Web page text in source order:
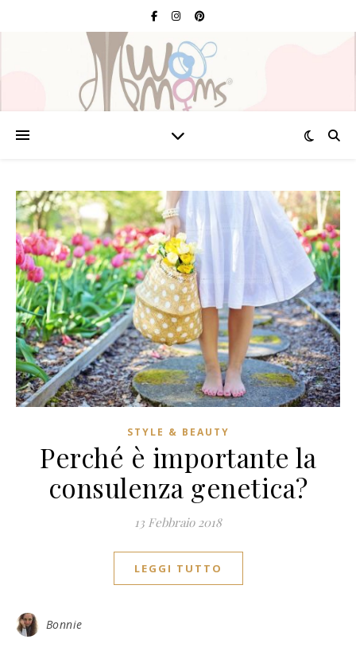
STYLE & BEAUTY
Perché è importante la
consulenza genetica?
13 Febbraio 2018
LEGGI TUTTO
Bonnie